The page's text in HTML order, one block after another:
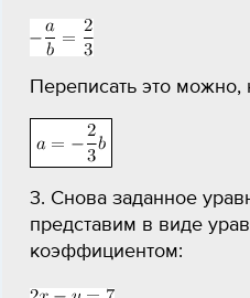
Переписать это можно,
3. Снова заданное
представим в виде
коэффициентом: